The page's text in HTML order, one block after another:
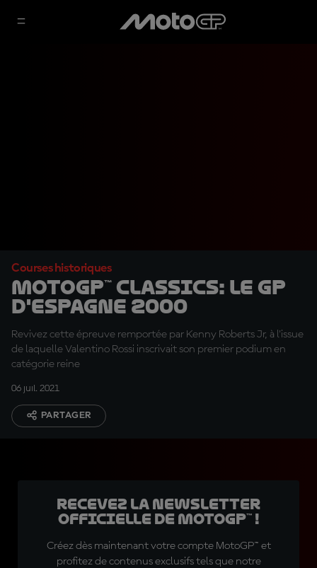
Courses historiques
MotoGP™ Classics: le GP
d'Espagne 2000
Revivez cette épreuve remportée par Kenny Roberts Jr, à l'issue
de laquelle Valentino Rossi inscrivait son premier podium en
catégorie reine
06 juil. 2021
PARTAGER
Recevez la Newsletter
officielle de MotoGP™ !
Créez dès maintenant votre compte MotoGP™ et
profitez de contenus exclusifs tels que notre